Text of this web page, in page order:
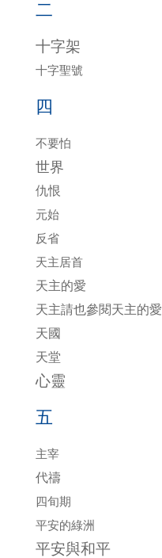
二
十字架
十字聖號
四
不要怕
世界
仇恨
元始
反省
天主居首
天主的愛
天主請也參閱天主的愛
天國
天堂
心靈
五
主宰
代禱
四旬期
平安的綠洲
平安與和平